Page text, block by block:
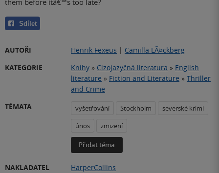
Sdílet
AUTOŘI Henrik Fexeus | Camilla LÃ¤ckberg
KATEGORIE
Knihy » Cizojazyčná literatura » English
literature » Fiction and Literature » Thriller
and Crime
TÉMATA
vyšetřování Stockholm
severské krimi
únos
zmizení
Přidat téma
NAKLADATEL
HarperCollins